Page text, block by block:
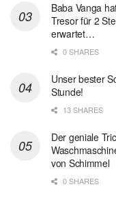
Baba Vanga
Tresor für 2
erwartet…
0 SHARES
Unser bester
Stunde!
13 SHARES
Der geniale
von Schimmel
0 SHARES